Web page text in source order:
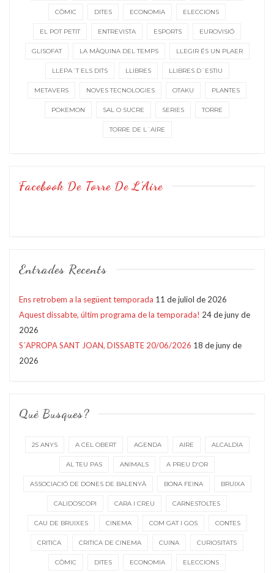
CÒMIC DITES ECONOMIA ELECCIONS
EL POT PETIT ENTREVISTA ESPORTS EUROVISIÓ
GLISOFAT LA MÀQUINA DEL TEMPS LLEGIR ÉS UN PLAER
LLEPA´T ELS DITS LLIBRES LLIBRES D´ESTIU
METAVERS NOVES TECNOLOGIES OTAKU PLANTES
POKEMON SAL O SUCRE SERIES TORRE
TORRE DE L´AIRE
Facebook De Torre De L’Aire
Entrades Recents
Ens retrobem a la següent temporada 11 de juliol de 2026
Aquest dissabte, últim programa de la temporada! 24 de juny de
2026
S´APROPA SANT JOAN, DISSABTE 20/06/2026 18 de juny de
2026
Què Busques?
25 ANYS A CEL OBERT AGENDA AIRE ALCALDIA
AL TEU PAS ANIMALS A PREU D'OR
ASSOCIACIÓ DE DONES DE BALENYÀ BONA FEINA BRUIXA
CALIDOSCOPI CARA I CREU CARNESTOLTES
CAU DE BRUIXES CINEMA COM GAT I GOS CONTES
CRITICA CRITICA DE CINEMA CUINA CURIOSITATS
CÒMIC DITES ECONOMIA ELECCIONS